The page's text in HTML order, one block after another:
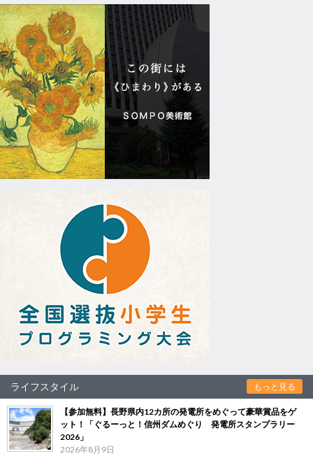
ライフスタイル もっと見る
【参加無料】長野県内12カ所の発電所をめぐって豪華賞品をゲ
ット！「ぐるーっと！信州ダムめぐり 発電所スタンプラリー
2026」
2026年8月9日